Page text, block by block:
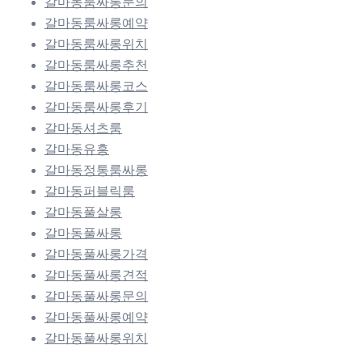
갈마동룸싸롱예약
갈마동룸싸롱위치
갈마동룸싸롱추천
갈마동룸싸롱코스
갈마동룸싸롱후기
갈마동셔츠룸
갈마동유흥
갈마동정통룸싸롱
갈마동퍼블릭룸
갈마동풀살롱
갈마동풀싸롱
갈마동풀싸롱가격
갈마동풀싸롱견적
갈마동풀싸롱문의
갈마동풀싸롱예약
갈마동풀싸롱위치